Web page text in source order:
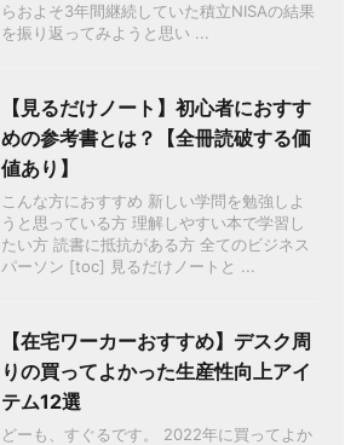
らおよそ3年間継続していた積立NISAの結果
を振り返ってみようと思い ...
【見るだけノート】初心者におすす
めの参考書とは？【全冊読破する価
値あり】
こんな方におすすめ 新しい学問を勉強しよ
うと思っている方 理解しやすい本で学習し
たい方 読書に抵抗がある方 全てのビジネス
パーソン [toc] 見るだけノートと ...
【在宅ワーカーおすすめ】デスク周
りの買ってよかった生産性向上アイ
テム12選
どーも、すぐるです。 2022年に買ってよか